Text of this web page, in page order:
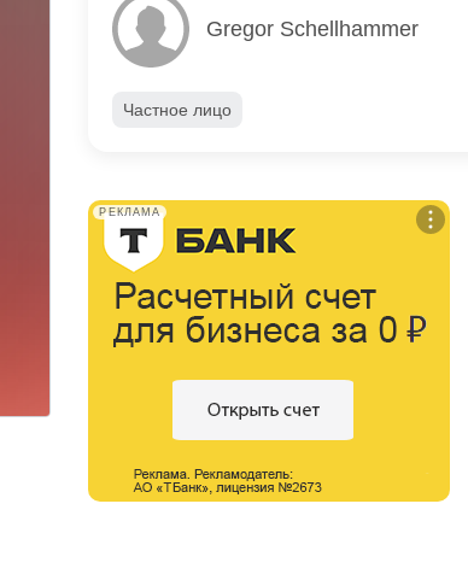
Gregor Schellhammer
Частное лицо
РЕКЛАМА